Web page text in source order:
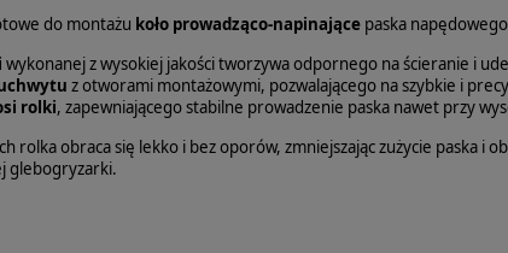
do montażu koło prowadząco-napinającepaska napędowego
wykonanej z wysokiej jakości tworzywa odpornego na ścieranie i
z otworami montażowymi, pozwalającego na szybkie i
rolki, zapewniającego stabilne prowadzenie paska nawet przy
rolka obraca się lekko i bez oporów, zmniejszając zużycie paska i
glebogryzarki.